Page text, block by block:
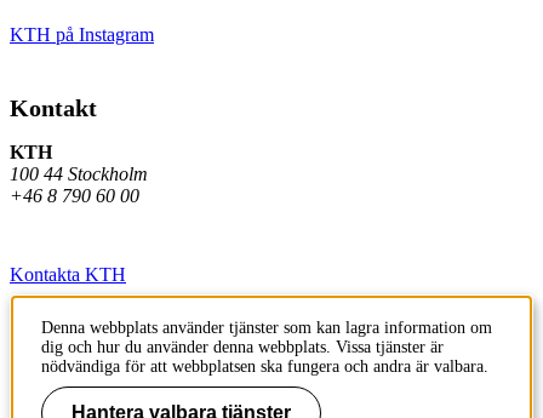
KTH på Instagram
Kontakt
KTH
100 44 Stockholm
+46 8 790 60 00
Kontakta KTH
Jobba på KTH
Press och media
Faktura och betalning KTH
Denna webbplats använder tjänster som kan lagra information om
dig och hur du använder denna webbplats. Vissa tjänster är
nödvändiga för att webbplatsen ska fungera och andra är valbara.
Hantera valbara tjänster